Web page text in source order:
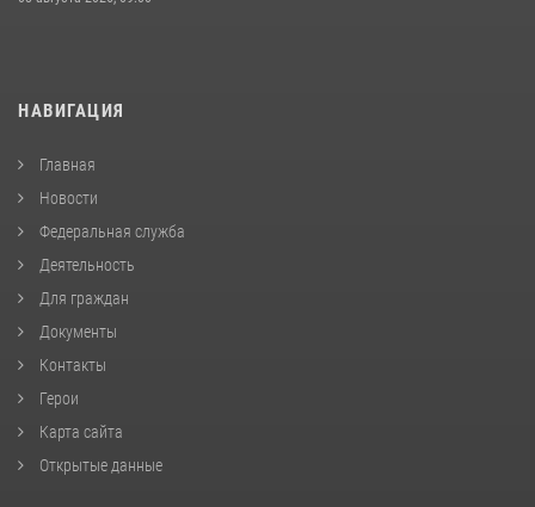
НАВИГАЦИЯ
Главная
Новости
Федеральная служба
Деятельность
Для граждан
Документы
Контакты
Герои
Карта сайта
Открытые данные